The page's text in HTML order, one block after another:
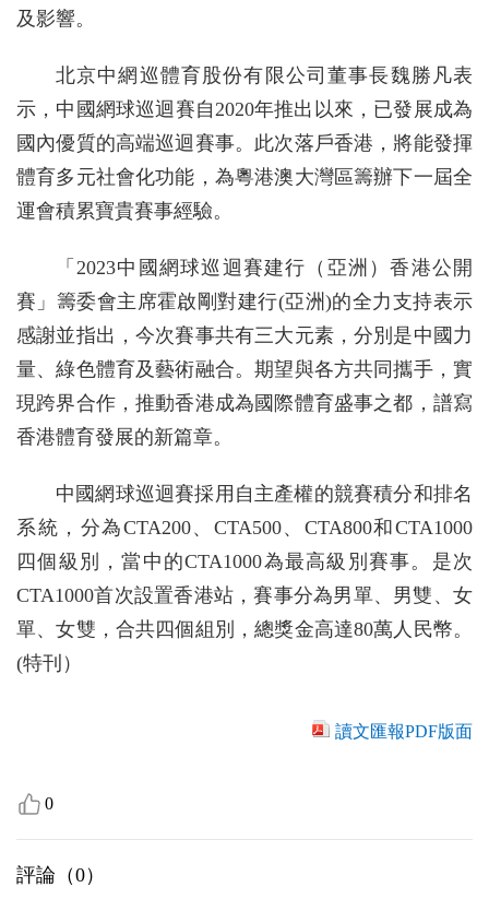
及影響。
北京中網巡體育股份有限公司董事長魏勝凡表
示，中國網球巡迴賽自2020年推出以來，已發展成為
國內優質的高端巡迴賽事。此次落戶香港，將能發揮
體育多元社會化功能，為粵港澳大灣區籌辦下一屆全
運會積累寶貴賽事經驗。
「2023中國網球巡迴賽建行（亞洲）香港公開
賽」籌委會主席霍啟剛對建行(亞洲)的全力支持表示
感謝並指出，今次賽事共有三大元素，分別是中國力
量、綠色體育及藝術融合。期望與各方共同攜手，實
現跨界合作，推動香港成為國際體育盛事之都，譜寫
香港體育發展的新篇章。
中國網球巡迴賽採用自主產權的競賽積分和排名
系統，分為CTA200、CTA500、CTA800和CTA1000
四個級別，當中的CTA1000為最高級別賽事。是次
CTA1000首次設置香港站，賽事分為男單、男雙、女
單、女雙，合共四個組別，總獎金高達80萬人民幣。
(特刊）
讀文匯報PDF版面
0
評論（0）